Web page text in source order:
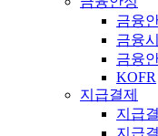
금융
금융
금융
KOFR
지급결제
지급
지급